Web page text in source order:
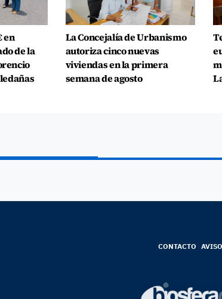
en
de la
La Concejalía de Urbanismo
autoriza cinco nuevas
viviendas en la primera
semana de agosto
CONTACTO